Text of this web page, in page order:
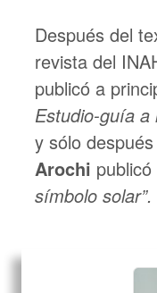
Después del
revista del
publicó a
Estudio-guía
y sólo
Arochi publicó
símbolo solar”.